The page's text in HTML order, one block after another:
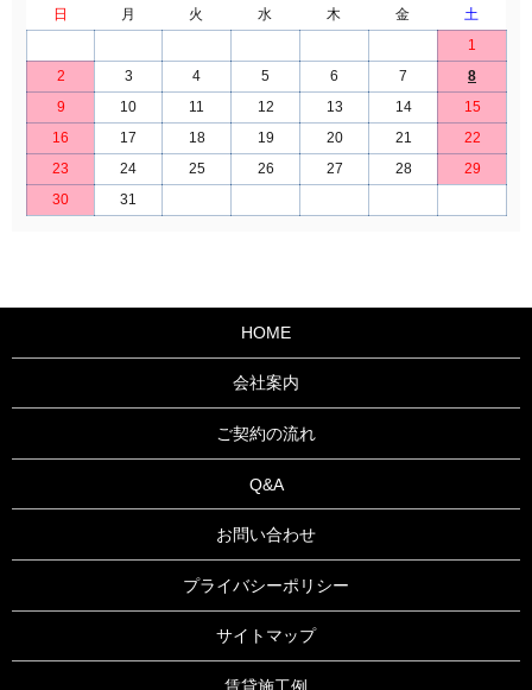
日
月 火 水 木 金
土
1
2
3 4 5 6 7
8
9
10 11 12 13 14
15
16
17 18 19 20 21
22
23
24 25 26 27 28
29
30
31
HOME
会社案内
ご契約の流れ
Q&A
お問い合わせ
プライバシーポリシー
サイトマップ